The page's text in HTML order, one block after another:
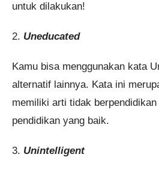
untuk dilakukan!
2. Uneducated
Kamu bisa menggunakan kata
alternatif lainnya. Kata ini
memiliki arti tidak
pendidikan yang baik.
3. Unintelligent